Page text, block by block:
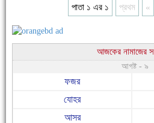
পাতা ১ এর ১ প্রথম «
আজকের নামাজের
আগষ্ট - ৯
ফজর
যোহর
আসর